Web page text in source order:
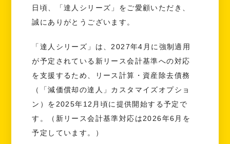
日頃、「達人シリーズ」をご愛顧いただき、
誠にありがとうございます。
「達人シリーズ」は、2027年4月に強制適用
が予定されている新リース会計基準への対応
を支援するため、リース計算・資産除去債務
（「減価償却の達人」カスタマイズオプショ
ン）を2025年12月頃に提供開始する予定で
す。（新リース会計基準対応は2026年6月を
予定しています。）